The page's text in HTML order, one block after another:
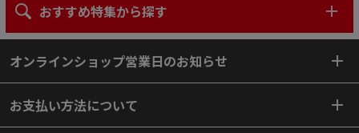
おすすめ特集から探す
オンラインショップ営業日のお知らせ
お支払い方法について